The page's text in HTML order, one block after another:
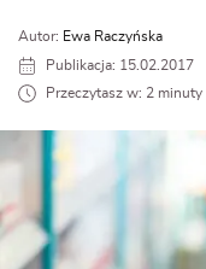
Autor: Ewa Raczyńska
Publikacja: 15.02.2017
Przeczytasz w: 2 minuty